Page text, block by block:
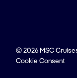
© 2026 MSC
Cookie Consent